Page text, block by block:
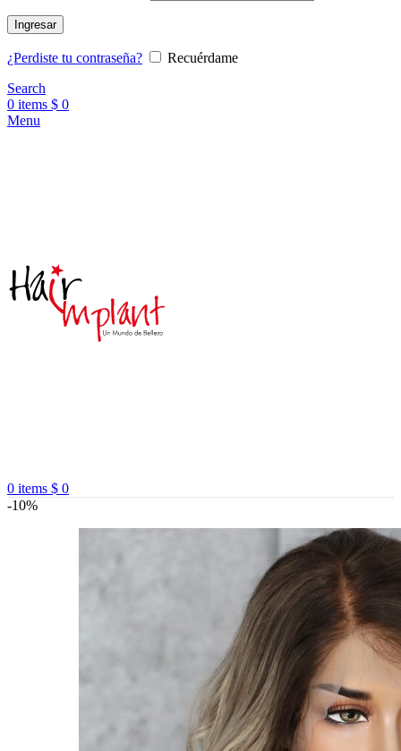
Ingresar
¿Perdiste tu contraseña?
Recuérdame
Search
0 items $ 0
Menu
0 items $ 0
-10%